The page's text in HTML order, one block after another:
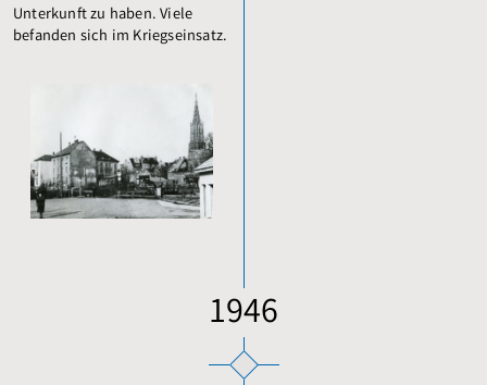
Unterkunft zu haben. Viele
befanden sich im Kriegseinsatz.
1946